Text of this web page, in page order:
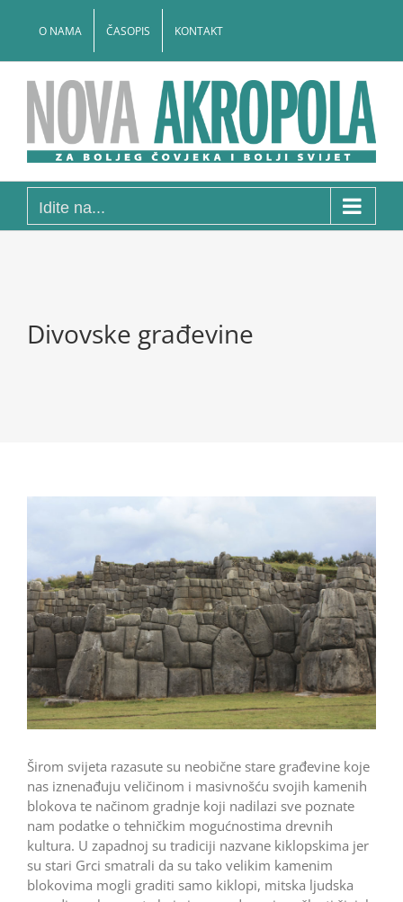
O NAMA ČASOPIS KONTAKT
Idite na...
Divovske građevine
Širom svijeta razasute su neobične stare građevine koje
nas iznenađuju veličinom i masivnošću svojih kamenih
blokova te načinom gradnje koji nadilazi sve poznate
nam podatke o tehničkim mogućnostima drevnih
kultura. U zapadnoj su tradiciji nazvane kiklopskima jer
su stari Grci smatrali da su tako velikim kamenim
blokovima mogli graditi samo kiklopi, mitska ljudska